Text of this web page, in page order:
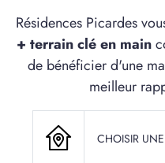
SERVICE BDL EXTENSION
ARTICLES
Résidences Picardes
+ terrain clé en main
de bénéficier d'une
meilleur
CHOISIR